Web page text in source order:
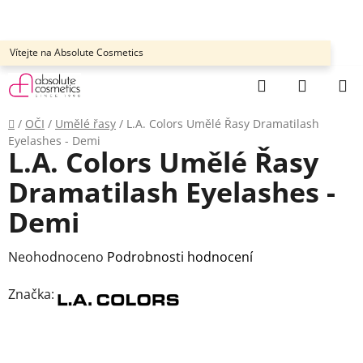
obsah
Vítejte na Absolute Cosmetics
Hledat
Domů
/ OČI / Umělé řasy / L.A. Colors Umělé Řasy Dramatilash
Eyelashes - Demi
L.A. Colors Umělé Řasy
Dramatilash Eyelashes -
Demi
Průměrné
produktu
Neohodnoceno Podrobnosti hodnocení
Značka: